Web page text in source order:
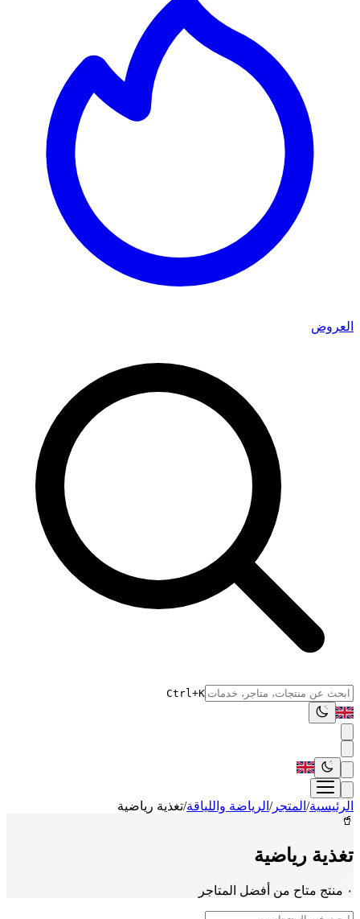
العروض
Ctrl+K
الرئيسية/ المتجر/ الرياضة واللياقة/تغذية رياضية
🥤
تغذية رياضية
٠ منتج متاح من أفضل المتاجر